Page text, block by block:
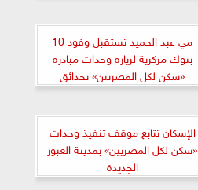
مي عبد الحميد تستقبل وفود 10
بنوك مركزية لزيارة وحدات مبادرة
«سكن لكل المصريين» بحدائق
العاصمة
الإسكان تتابع موقف تنفيذ وحدات
«سكن لكل المصريين» بمدينة العبور
الجديدة